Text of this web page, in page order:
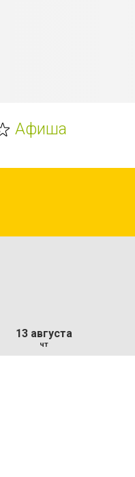
Афиша
13 августа
чт